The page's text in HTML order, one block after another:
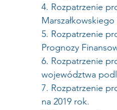
4. Rozpatrzenie
5. Rozpatrzenie
Prognozy
6. Rozpatrzenie
województwa
7. Rozpatrzenie
na 2019 rok.